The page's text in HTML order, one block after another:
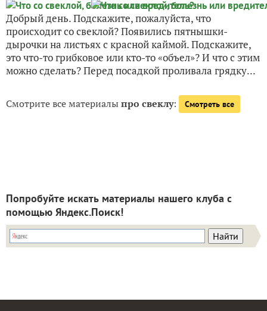
Добрый день. Подскажите, пожалуйста, что
происходит со свеклой? Появились пятнышки-
дырочки на листьях с красной каймой. Подскажите,
это что-то грибковое или кто-то «объел»? И что с этим
можно сделать? Перед посадкой проливала грядку...
Смотрите все материалыпро свеклу: Смотреть все
Попробуйте искать материалы нашего клуба с
помощью Яндекс.Поиск!